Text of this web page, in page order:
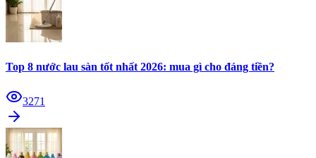
Top 8 nước lau sàn tốt nhất 2026: mua gì cho đáng tiền?
3271